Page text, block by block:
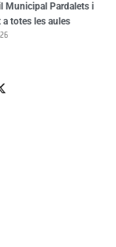
Municipal Pardalets i
totes les aules